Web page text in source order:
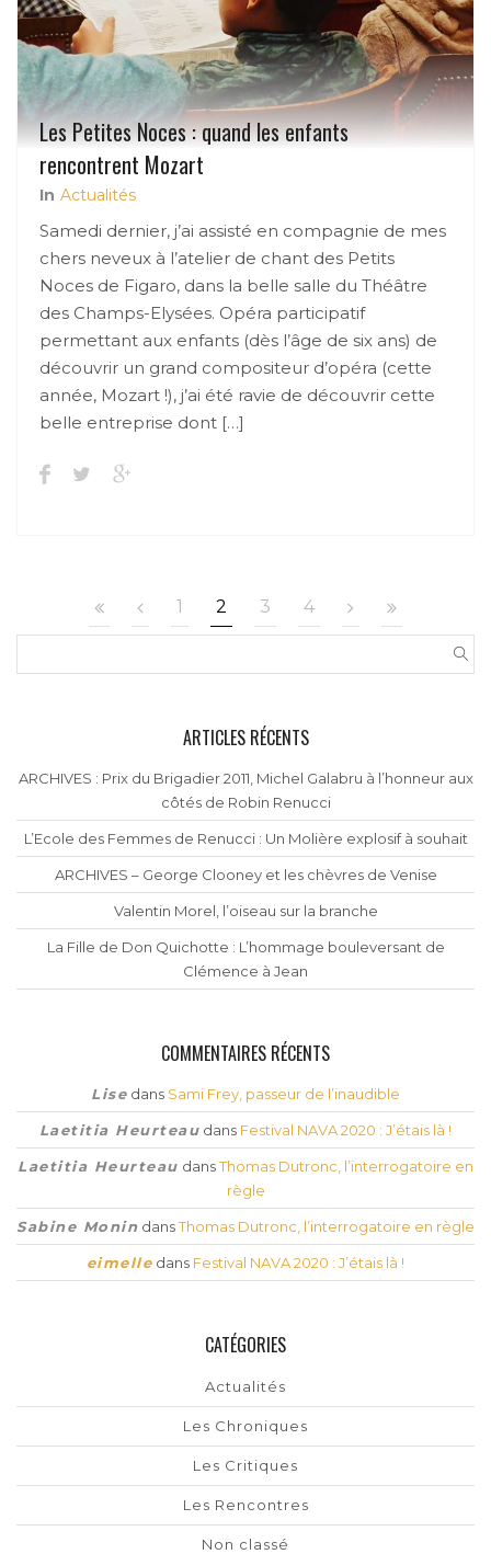
Les Petites Noces : quand les enfants
rencontrent Mozart
In Actualités
Samedi dernier, j’ai assisté en compagnie de mes
chers neveux à l’atelier de chant des Petits
Noces de Figaro, dans la belle salle du Théâtre
des Champs-Elysées. Opéra participatif
permettant aux enfants (dès l’âge de six ans) de
découvrir un grand compositeur d’opéra (cette
année, Mozart !), j’ai été ravie de découvrir cette
belle entreprise dont […]
1 2 3 4
ARTICLES RÉCENTS
ARCHIVES : Prix du Brigadier 2011, Michel Galabru à l’honneur aux
côtés de Robin Renucci
L’Ecole des Femmes de Renucci : Un Molière explosif à souhait
ARCHIVES – George Clooney et les chèvres de Venise
Valentin Morel, l’oiseau sur la branche
La Fille de Don Quichotte : L’hommage bouleversant de
Clémence à Jean
COMMENTAIRES RÉCENTS
Lise dans Sami Frey, passeur de l’inaudible
Laetitia Heurteau dans Festival NAVA 2020 : J’étais là !
Laetitia Heurteau dansThomas Dutronc, l’interrogatoire en
règle
Sabine Monin dansThomas Dutronc, l’interrogatoire en règle
eimelle dans Festival NAVA 2020 : J’étais là !
CATÉGORIES
Actualités
Les Chroniques
Les Critiques
Les Rencontres
Non classé